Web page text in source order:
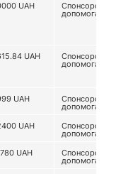
UAH Спонсорська
допомога
UAH Спонсорська
допомога
UAH Спонсорська
допомога
UAH Спонсорська
допомога
UAH Спонсорська
допомога